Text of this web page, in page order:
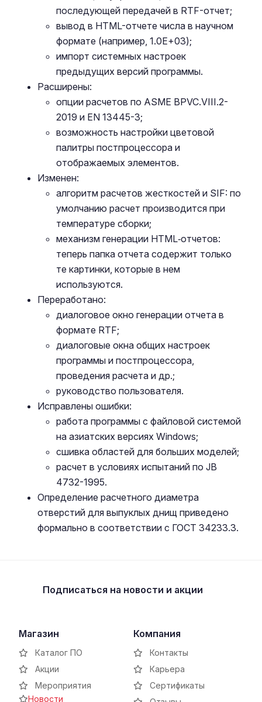
последующей передачей в RTF-отчет;
вывод в HTML-отчете числа в научном
формате (например, 1.0E+03);
импорт системных настроек
предыдущих версий программы.
Расширены:
опции расчетов по ASME BPVC.VIII.2-
2019 и EN 13445-3;
возможность настройки цветовой
палитры постпроцессора и
отображаемых элементов.
Изменен:
алгоритм расчетов жесткостей и SIF: по
умолчанию расчет производится при
температуре сборки;
механизм генерации HTML‑отчетов:
теперь папка отчета содержит только
те картинки, которые в нем
используются.
Переработано:
диалоговое окно генерации отчета в
формате RTF;
диалоговые окна общих настроек
программы и постпроцессора,
проведения расчета и др.;
руководство пользователя.
Исправлены ошибки:
работа программы с файловой системой
на азиатских версиях Windows;
сшивка областей для больших моделей;
расчет в условиях испытаний по JB
4732-1995.
Определение расчетного диаметра
отверстий для выпуклых днищ приведено
формально в соответствии с ГОСТ 34233.3.
Подписаться на новости и акции
Магазин
Каталог ПО
Акции
Мероприятия
Новости
Компания
Контакты
Карьера
Сертификаты